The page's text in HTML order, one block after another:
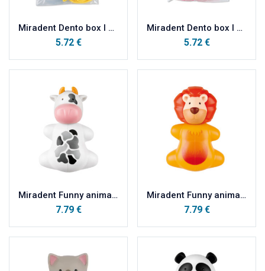
Miradent Dento box I kutijica za odlaganje ortodontskih radova PLAVA
5.72 €
Miradent Dento box I kutijica za odlaganje ortodontskih radova ROZA
5.72 €
Miradent Funny animals držač četkice za zube KRAVICA
7.79 €
Miradent Funny animals držač četkice za zube LAV
7.79 €